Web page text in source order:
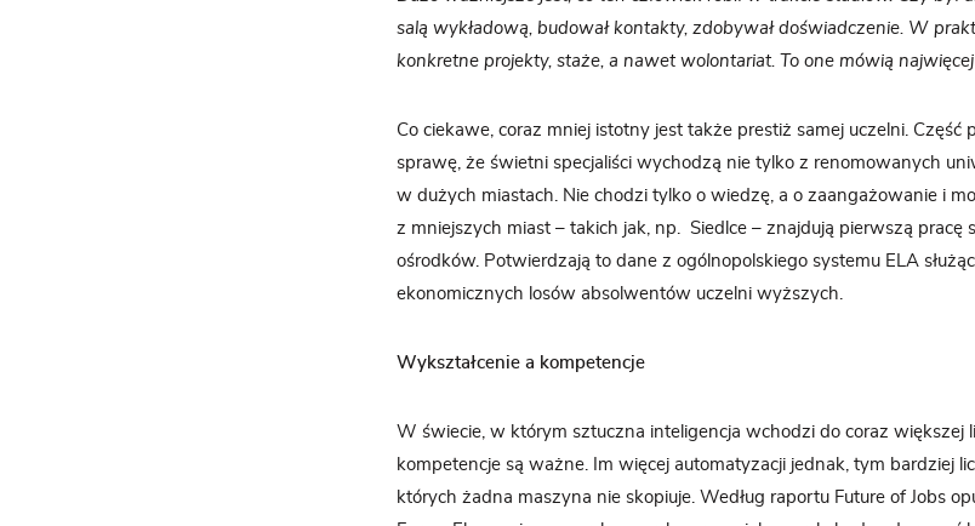
salą wykładową, budował kontakty, zdobywał doświadczenie. W
konkretne projekty, staże, a nawet wolontariat. To one mówią
Co ciekawe, coraz mniej istotny jest także prestiż samej uczelni. Część
sprawę, że świetni specjaliści wychodzą nie tylko z renomowanych
w dużych miastach. Nie chodzi tylko o wiedzę, a o zaangażowanie i
z mniejszych miast – takich jak, np. Siedlce – znajdują pierwszą pracę
ośrodków. Potwierdzają to dane z ogólnopolskiego systemu ELA
ekonomicznych losów absolwentów uczelni wyższych.
Wykształcenie a kompetencje
W świecie, w którym sztuczna inteligencja wchodzi do coraz większej
kompetencje są ważne. Im więcej automatyzacji jednak, tym bardziej
których żadna maszyna nie skopiuje. Według raportu Future of Jobs